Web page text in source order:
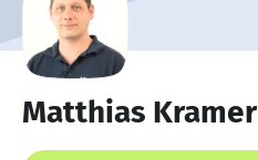
Matthias Kramer